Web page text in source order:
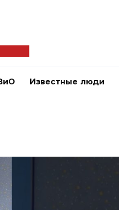
Известные люди